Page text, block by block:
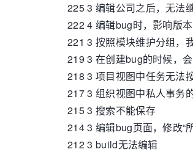
225 3 编辑公司之后，无法
222 4 编辑bug时，影响版
221 3 按照模块维护分组，
219 3 在创建bug的时候，
218 3 项目视图中任务无法
217 3 组织视图中私人事务
215 3 搜索不能保存
214 3 编辑bug页面，修改“
212 3 build无法编辑